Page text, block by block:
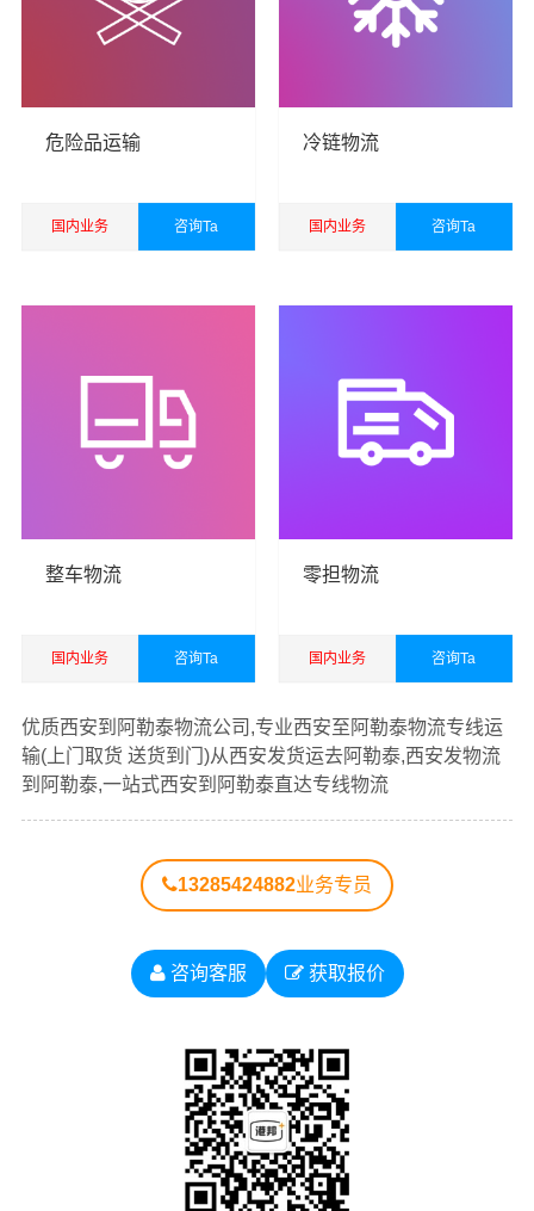
务，简化了货物进出口操作流程，减少了货物在途时间，
提高了货物流通效率。公司秉承优质服务的核心价值观，
勒泰物流公司,西安物流到阿勒泰,西安至阿勒泰物流专线物
流服务。
港邦秉承“用心呵护，值得托付”的服务理念，凭借西安至阿
勒泰物流的优质平台，始终致力于为客户提供优质高效的
西安到阿勒泰物流公司,西安物流到阿勒泰,西安至阿勒泰物
流专线运输服务。
西安到阿勒泰货运专线是港邦的优质品牌服务，我们一直
多年的在为各行各业提供我们的物流服务，也得到了很多
流公司也提供从西安发物流到阿勒泰的运输服务，您也可
优质西安到阿勒泰物流公司，专业西安至阿勒泰物流专线
运输（上门取货 送货到门）从西安发货运去阿勒泰、西安
以下每条运输线路点击可查看详细说明
西安到
乌鲁木
西安到克
拉玛依物
西安到
西安到巴
音郭楞物
流公司
西安到
阿克苏
物流公
司
危险品运输
国内业务 咨询Ta
冷链物流
国内业务 咨询Ta
整车物流
国内业务 咨询Ta
零担物流
国内业务 咨询Ta
优质西安到阿勒泰物流公司,专业西安至阿勒泰物流专线运
输(上门取货 送货到门)从西安发货运去阿勒泰,西安发物流
到阿勒泰,一站式西安到阿勒泰直达专线物流
13285424882业务专员
咨询客服 获取报价